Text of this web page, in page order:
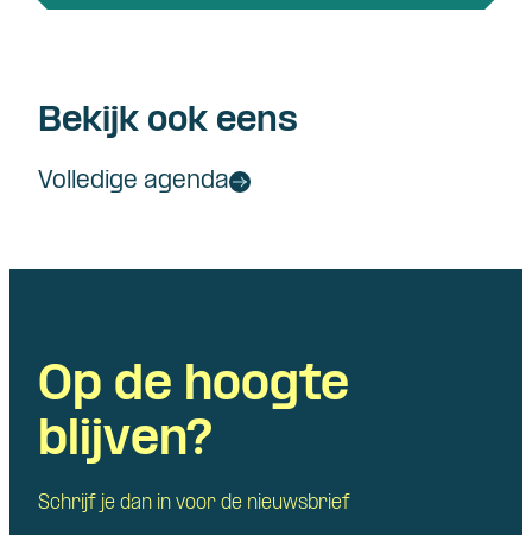
Bekijk ook eens
Volledige agenda
Op de hoogte
blijven?
Schrijf je dan in voor de nieuwsbrief